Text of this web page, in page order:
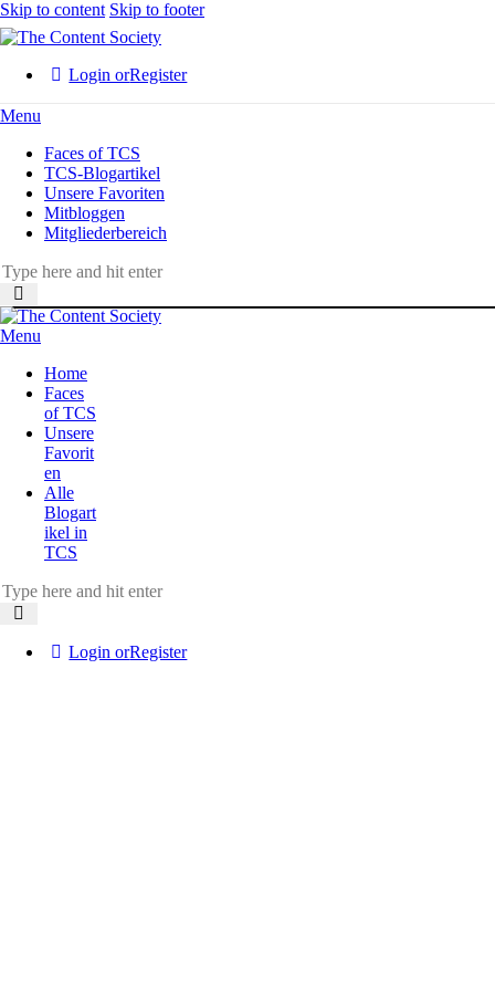
Skip to content Skip to footer
Login orRegister
Menu
Faces of TCS
TCS-Blogartikel
Unsere Favoriten
Mitbloggen
Mitgliederbereich
Menu
Home
Faces
of TCS
Unsere
Favorit
en
Alle
Blogart
ikel in
TCS
Login orRegister